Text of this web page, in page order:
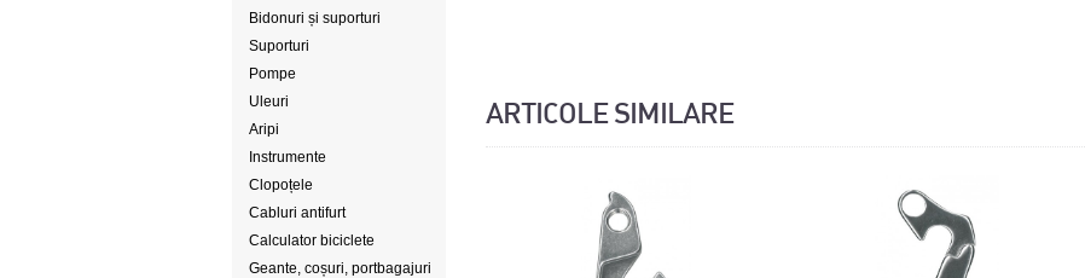
Bidonuri și suporturi
Suporturi
Pompe
Uleuri
Aripi
Instrumente
Clopoțele
Cabluri antifurt
Calculator biciclete
Geante, coșuri, portbagajuri
ARTICOLE SIMILARE